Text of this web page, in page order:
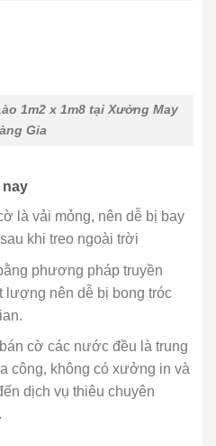
1m2 x 1m8 tại Xưởng May
Gia
là vải mỏng, nên dễ bị bay
khi treo ngoài trời
phương pháp truyền
lượng nên dễ bị bong tróc
cờ các nước đều là trung
công, không có xưởng in và
dịch vụ thiêu chuyên